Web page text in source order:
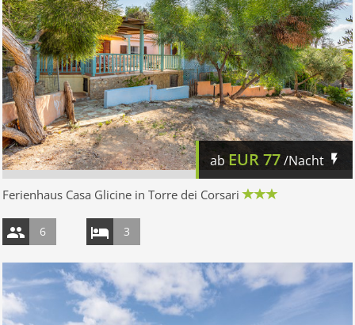
ab EUR77/Nacht
Ferienhaus Casa Glicine in Torre dei Corsari
6 3